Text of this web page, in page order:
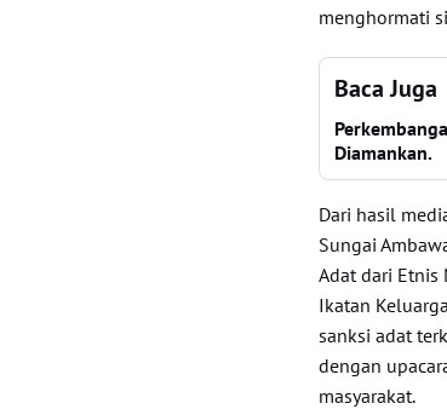
menghormati
Baca Juga
Diamankan.
Dari hasil
Sungai
Adat dari Etnis
Ikatan
sanksi adat
dengan
masyarakat.